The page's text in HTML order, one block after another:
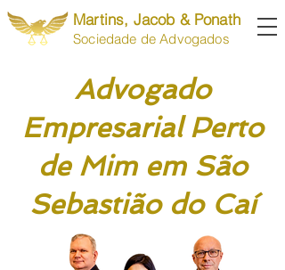
Martins, Jacob & Ponath
Sociedade de Advogados
Advogado
Empresarial Perto
de Mim em São
Sebastião do Caí